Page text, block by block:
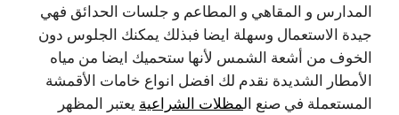
المدارس و المقاهي و المطاعم و جلسات الحدائق فهي
جيدة الاستعمال وسهلة ايضا فبذلك يمكنك الجلوس دون
الخوف من أشعة الشمس لأنها ستحميك ايضا من مياه
الأمطار الشديدة نقدم لك افضل انواع خامات الأقمشة
المستعملة في صنع المظلات الشراعية يعتبر المظهر